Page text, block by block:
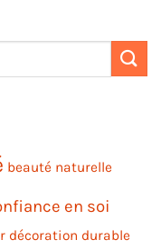
beauté naturelle
en soi
décoration durable